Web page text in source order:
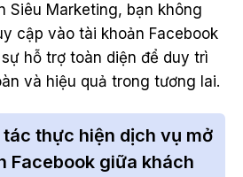
Siêu Marketing, bạn không
cập vào tài khoản Facebook
hỗ trợ toàn diện để duy trì
và hiệu quả trong tương lai.
thực hiện dịch vụ mở
Facebook giữa khách